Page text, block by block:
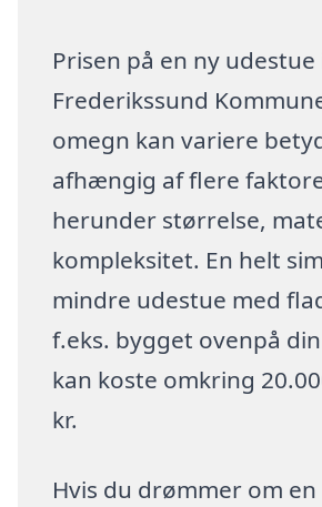
Prisen på en ny
Frederikssund
omegn kan variere
afhængig af flere
herunder størrelse,
kompleksitet. En helt
mindre udestue med
f.eks. bygget ovenpå
kan koste omkring
kr.
Hvis du drømmer om